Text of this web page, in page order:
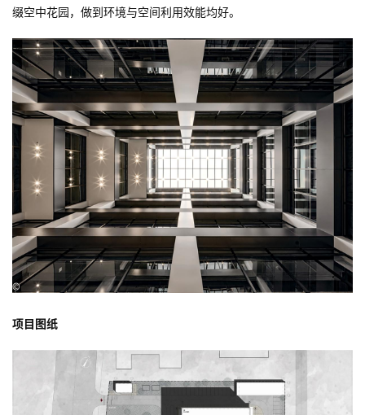
计
室
内
设
计
城
市
与
景
观
登录 注册
功能分区重塑
二层至六层为均布主功能区，办公空间环绕中部的核心筒，周边点
缀空中花园，做到环境与空间利用效能均好。